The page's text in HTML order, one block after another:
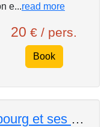
e...read more
20 € / pers.
Book
Le Luxembourg et ses abords.